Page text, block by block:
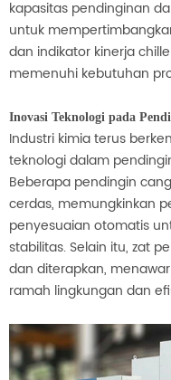
kapasitas pendinginan
untuk
dan indikator kinerja
memenuhi kebutuhan
Inovasi Teknologi pada
Industri kimia terus
teknologi dalam
Beberapa pendingin
cerdas, memungkinkan
penyesuaian otomatis
stabilitas. Selain itu, zat
dan diterapkan,
ramah lingkungan dan